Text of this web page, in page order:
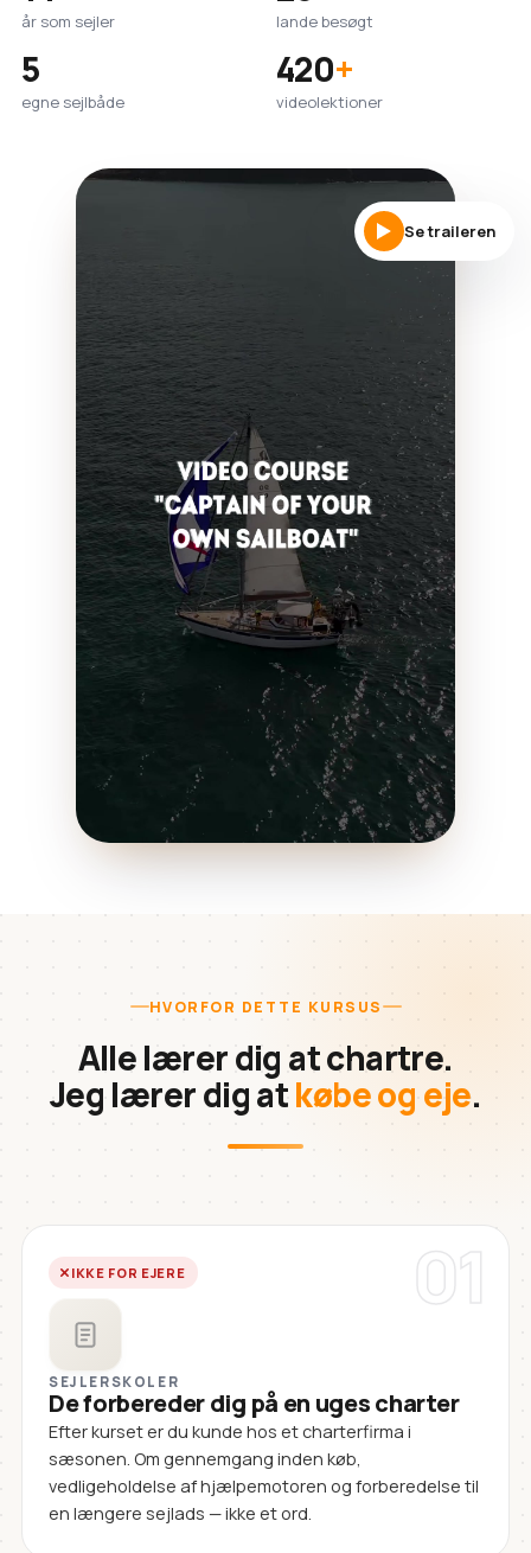
år som sejler lande besøgt
5
egne sejlbåde
420+
videolektioner
Se traileren
HVORFOR DETTE KURSUS
Alle lærer dig at chartre.
Jeg lærer dig atkøbe og eje.
01
IKKE FOR EJERE
SEJLERSKOLER
De forbereder dig på en uges charter
Efter kurset er du kunde hos et charterfirma i
sæsonen. Om gennemgang inden køb,
vedligeholdelse af hjælpemotoren og forberedelse til
en længere sejlads — ikke et ord.